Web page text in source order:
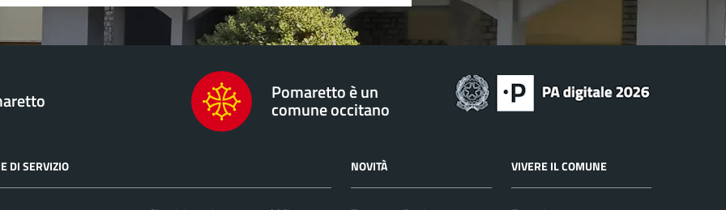
Pomaretto è un
comune occitano
DI SERVIZIO NOVITÀ VIVERE IL COMUNE